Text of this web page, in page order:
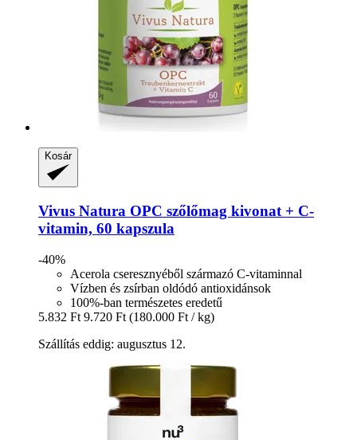
Kosár
Vivus Natura OPC szőlőmag kivonat + C-​
vitamin, 60 kapszula
-40%
Acerola cseresznyéből származó C-vitaminnal
Vízben és zsírban oldódó antioxidánsok
100%-ban természetes eredetű
5.832 Ft 9.720 Ft (180.000 Ft / kg)
Szállítás eddig: augusztus 12.